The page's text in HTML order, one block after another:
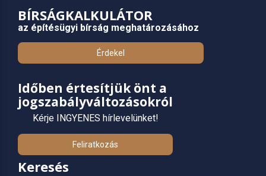
BÍRSÁGKALKULÁTOR
az építésügyi bírság meghatározásához
Érdekel
Időben értesítjük önt a
jogszabályváltozásokról
Kérje INGYENES hírlevelünket!
Feliratkozás
Keresés